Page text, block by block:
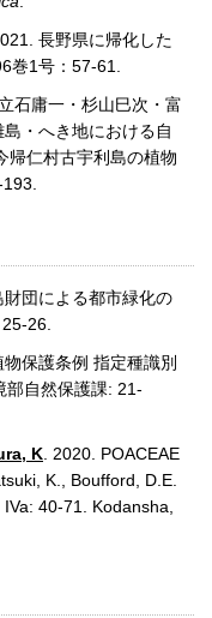
長野県に帰化した
巻1号：57-61.
石庸一・杉山巳次・富
・へき地における自
仁村古宇利島の植物
財団による都市緑化の
26.
保護条例 指定種識別
部自然保護課: 21-
K . 2020. POACEAE
K., Boufford, D.E.
, IVa: 40-71. Kodansha,